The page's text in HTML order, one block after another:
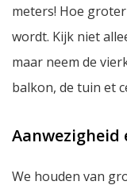
meters! Hoe
wordt. Kijk niet
maar neem de
balkon, de tuin et
We houden van